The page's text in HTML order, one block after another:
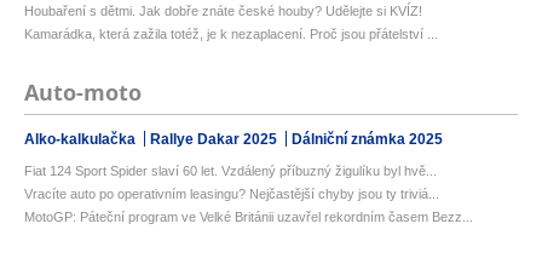
Houbaření s dětmi. Jak dobře znáte české houby? Udělejte si KVÍZ!
Kamarádka, která zažila totéž, je k nezaplacení. Proč jsou přátelství ...
Auto-moto
Alko-kalkulačka Rallye Dakar 2025 Dálniční známka 2025
Fiat 124 Sport Spider slaví 60 let. Vzdálený příbuzný žigulíku byl hvě...
Vracíte auto po operativním leasingu? Nejčastější chyby jsou ty triviá...
MotoGP: Páteční program ve Velké Británii uzavřel rekordním časem Bezz...